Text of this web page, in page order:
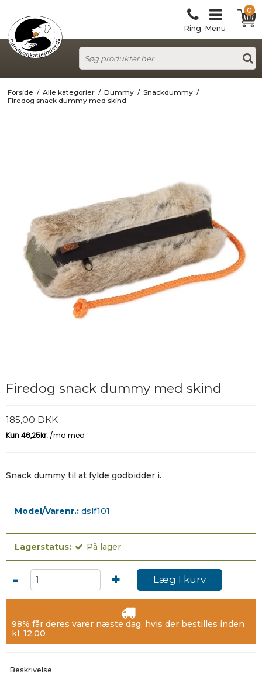
Ring Menu
0
Forside / Alle kategorier / Dummy / Snackdummy /
Firedog snack dummy med skind
Firedog snack dummy med skind
185,00 DKK
Snack dummy til at fylde godbidder i.
Model/Varenr.: dslf101
Lagerstatus: På lager
- + Læg I kurv
98% får deres varer næste dag, hvis der bestilles inden
kl. 12.00
Beskrivelse